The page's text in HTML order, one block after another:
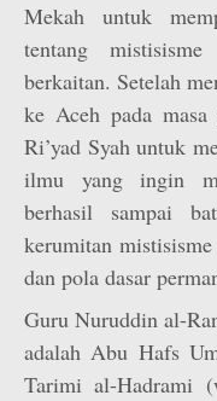
Mekah untuk
tentang
berkaitan. Setelah
ke Aceh pada
Ri’yad Syah untuk
ilmu yang ingin
berhasil sampai
kerumitan
dan pola dasar
Guru Nuruddin al-
adalah Abu Hafs
Tarimi al-Hadrami